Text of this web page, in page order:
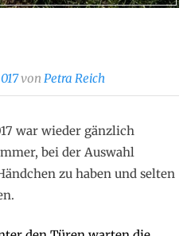
vonPetra Reich
war wieder gänzlich
bei der Auswahl
zu haben und selten